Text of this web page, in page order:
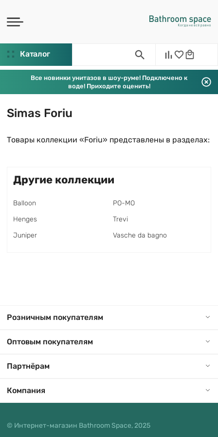
Каталог
Все новинки унитазов в шоу-руме! Подключено к
воде! Приходите оценить!
Simas Foriu
Товары коллекции «Foriu» представлены в разделах:
Другие коллекции
Balloon
Henges
Juniper
PO-MO
Trevi
Vasche da bagno
Розничным покупателям
Оптовым покупателям
Партнёрам
Компания
© Интернет-магазин Bathroom Space, 2025